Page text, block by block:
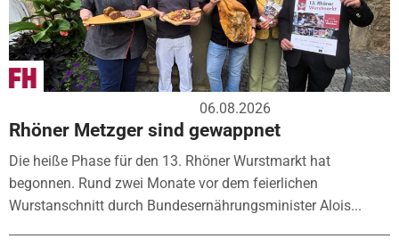
06.08.2026
Rhöner Metzger sind gewappnet
Die heiße Phase für den 13. Rhöner Wurstmarkt hat
begonnen. Rund zwei Monate vor dem feierlichen
Wurstanschnitt durch Bundesernährungsminister Alois...